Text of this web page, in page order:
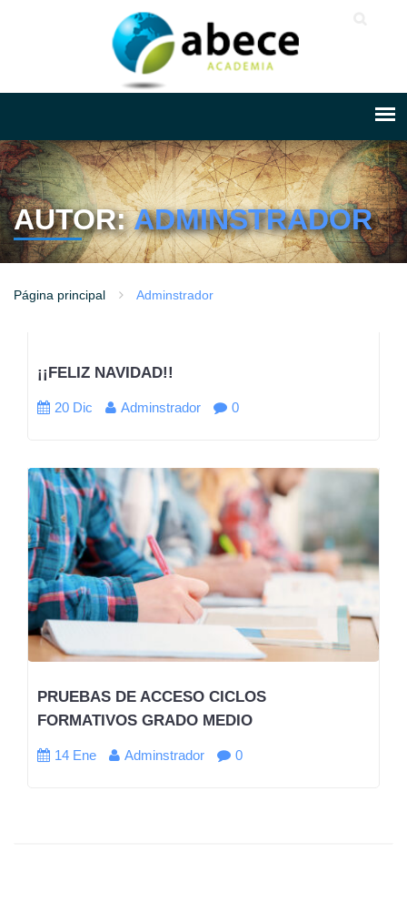
AUTOR:ADMINSTRADOR
Página principal Adminstrador
¡¡FELIZ NAVIDAD!!
20 Dic Adminstrador 0
PRUEBAS DE ACCESO CICLOS
FORMATIVOS GRADO MEDIO
14 Ene Adminstrador 0